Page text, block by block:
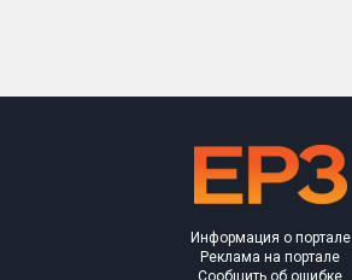
с продажами
Рейтинг ЕРЗ
Информация о портале
Реклама на портале
Сообщить об ошибке